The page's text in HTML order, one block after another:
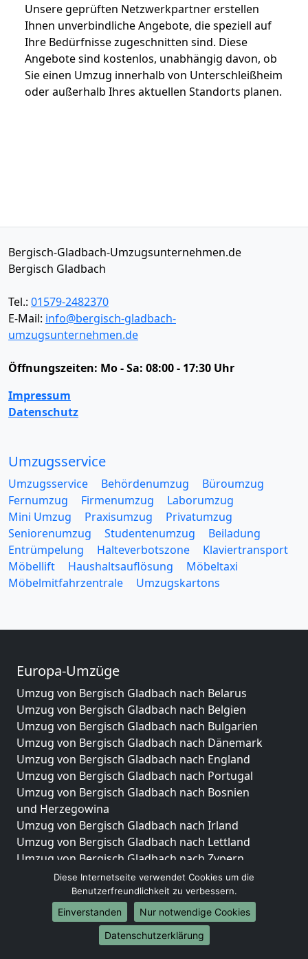
Unsere geprüften Netzwerkpartner erstellen
Ihnen unverbindliche Angebote, die speziell auf
Ihre Bedürfnisse zugeschnitten sind. Diese
Angebote sind kostenlos, unabhängig davon, ob
Sie einen Umzug innerhalb von Unterschleißheim
oder außerhalb Ihres aktuellen Standorts planen.
Bergisch-Gladbach-Umzugsunternehmen.de
Bergisch Gladbach
Tel.: 01579-2482370
E-Mail: info@bergisch-gladbach-
umzugsunternehmen.de
Öffnungszeiten: Mo - Sa: 08:00 - 17:30 Uhr
Impressum
Datenschutz
Umzugsservice
Umzugsservice Behördenumzug
Büroumzug
Fernumzug
Firmenumzug
Laborumzug
Mini Umzug
Praxisumzug
Privatumzug
Seniorenumzug
Studentenumzug
Beiladung
Entrümpelung
Halteverbotszone
Klaviertransport
Möbellift
Haushaltsauflösung
Möbeltaxi
Möbelmitfahrzentrale
Umzugskartons
Europa-Umzüge
Umzug von Bergisch Gladbach nach Belarus
Umzug von Bergisch Gladbach nach Belgien
Umzug von Bergisch Gladbach nach Bulgarien
Umzug von Bergisch Gladbach nach Dänemark
Umzug von Bergisch Gladbach nach England
Umzug von Bergisch Gladbach nach Portugal
Umzug von Bergisch Gladbach nach Bosnien
und Herzegowina
Umzug von Bergisch Gladbach nach Irland
Umzug von Bergisch Gladbach nach Lettland
Umzug von Bergisch Gladbach nach Zypern
Umzug von Bergisch Gladbach nach Kroatien
Umzug von Bergisch Gladbach nach Estland
Umzug von Bergisch Gladbach nach Finnland
Umzug von Bergisch Gladbach nach Frankreich
Umzug von Bergisch Gladbach nach Griechenland
Diese Internetseite verwendet Cookies um die
Benutzerfreundlichkeit zu verbessern.
Einverstanden
Nur notwendige Cookies
Datenschutzerklärung